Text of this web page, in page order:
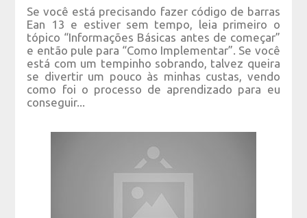
Se você está precisando fazer código de barras
Ean 13 e estiver sem tempo, leia primeiro o
tópico “Informações Básicas antes de começar”
e então pule para “Como Implementar”. Se você
está com um tempinho sobrando, talvez queira
se divertir um pouco às minhas custas, vendo
como foi o processo de aprendizado para eu
conseguir...